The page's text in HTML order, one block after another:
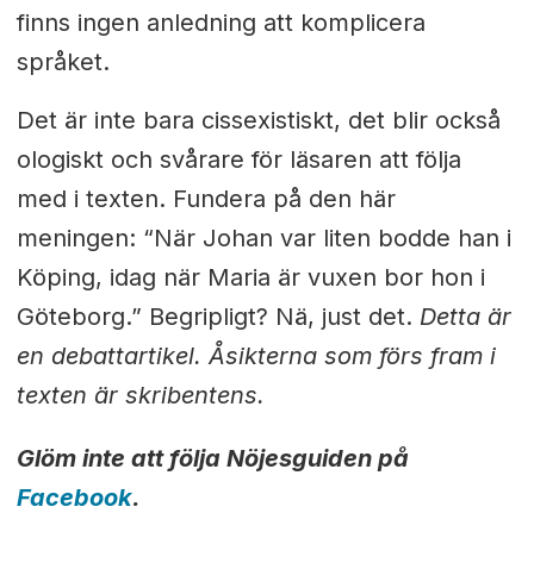
finns ingen anledning att komplicera
språket.
Det är inte bara cissexistiskt, det blir också
ologiskt och svårare för läsaren att följa
med i texten. Fundera på den här
meningen: “När Johan var liten bodde han i
Köping, idag när Maria är vuxen bor hon i
Göteborg.” Begripligt? Nä, just det. Detta är
en debattartikel. Åsikterna som förs fram i
texten är skribentens.
Glöm inte att följa Nöjesguiden på
Facebook.